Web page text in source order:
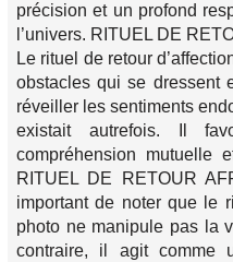
précision et un profond
l’univers. RITUEL DE
Le rituel de retour
obstacles qui se dressent
réveiller les sentiments
existait autrefois. Il
compréhension mutuelle
RITUEL DE RETOUR
important de noter que le
photo ne manipule pas la
contraire, il agit comme